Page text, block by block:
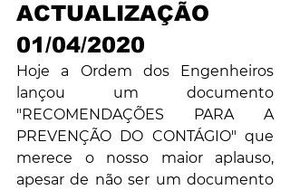
ACTUALIZAÇÃO
01/04/2020
Hoje a Ordem dos Engenheiros
lançou um documento
"RECOMENDAÇÕES PARA A
PREVENÇÃO DO CONTÁGIO" que
merece o nosso maior aplauso,
apesar de não ser um documento